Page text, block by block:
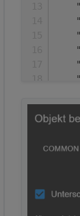
},